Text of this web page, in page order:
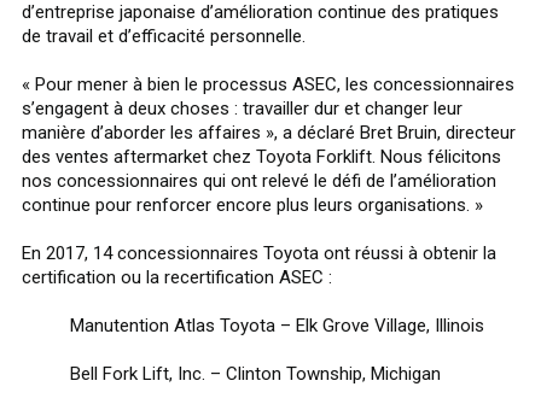
d’entreprise japonaise d’amélioration continue des pratiques
de travail et d’efficacité personnelle.
« Pour mener à bien le processus ASEC, les concessionnaires
s’engagent à deux choses : travailler dur et changer leur
manière d’aborder les affaires », a déclaré Bret Bruin, directeur
des ventes aftermarket chez Toyota Forklift. Nous félicitons
nos concessionnaires qui ont relevé le défi de l’amélioration
continue pour renforcer encore plus leurs organisations. »
En 2017, 14 concessionnaires Toyota ont réussi à obtenir la
certification ou la recertification ASEC :
Manutention Atlas Toyota – Elk Grove Village, Illinois
Bell Fork Lift, Inc. – Clinton Township, Michigan